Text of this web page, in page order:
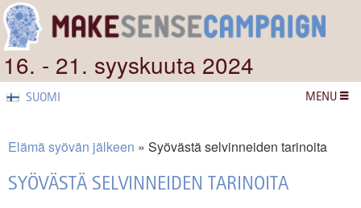
16. - 21. syyskuuta 2024
SUOMI MENU
Elämä syövän jälkeen Syövästä selvinneiden tarinoita
SYÖVÄSTÄ SELVINNEIDEN TARINOITA